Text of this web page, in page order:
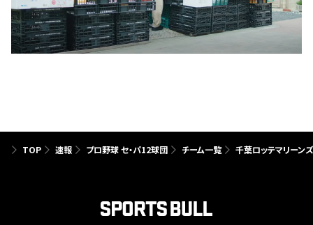
TOP 速報 プロ野球 セ・パ12球団 チーム一覧 千葉ロッテマリーンズ